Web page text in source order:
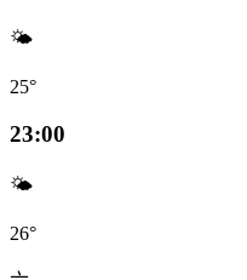
🌤️
25°
23:00
🌤️
26°